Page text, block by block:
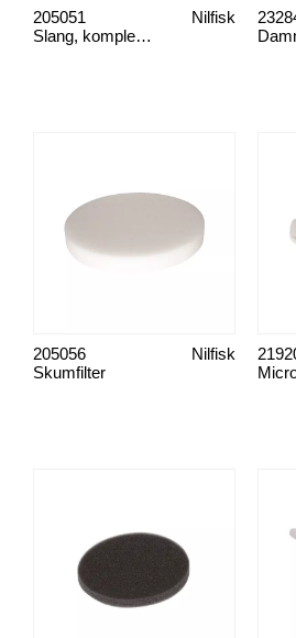
Slang, komplett GD 930
Nilfisk
205051
Skumfilter
Nilfisk
205056